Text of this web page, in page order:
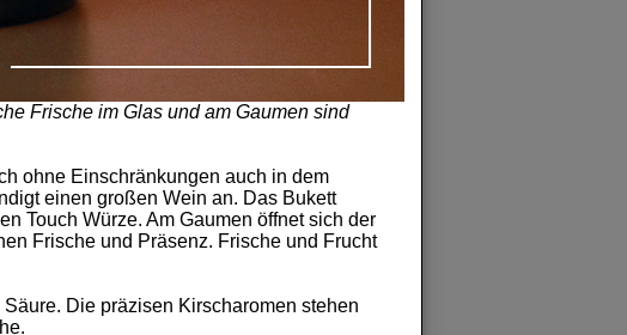
Frische im Glas und am Gaumen sind
ohne Einschränkungen auch in dem
einen großen Wein an. Das Bukett
Touch Würze. Am Gaumen öffnet sich der
Frische und Präsenz. Frische und Frucht
Die präzisen Kirscharomen stehen